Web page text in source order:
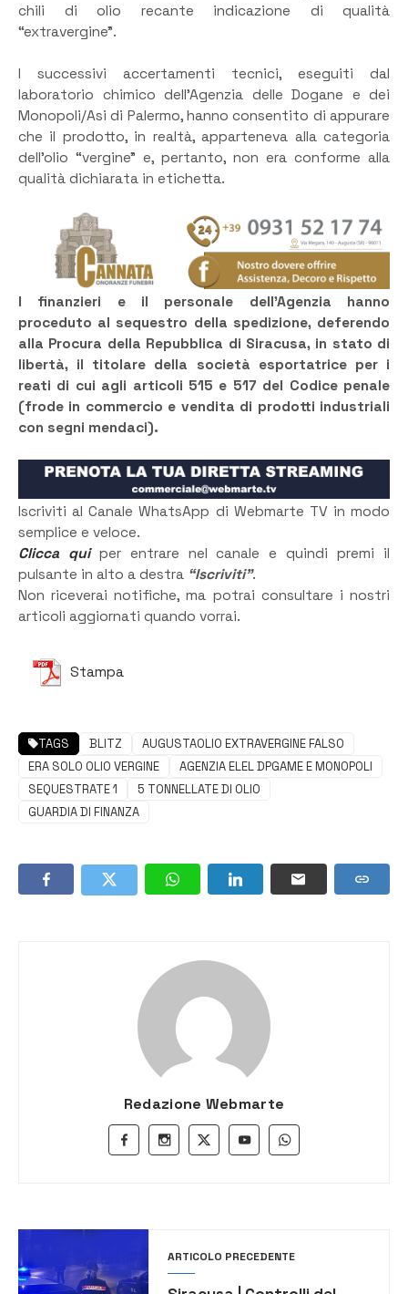
chili di olio recante indicazione di qualità
“extravergine”.
I successivi accertamenti tecnici, eseguiti dal
laboratorio chimico dell’Agenzia delle Dogane e dei
Monopoli/Asi di Palermo, hanno consentito di appurare
che il prodotto, in realtà, apparteneva alla categoria
dell’olio “vergine” e, pertanto, non era conforme alla
qualità dichiarata in etichetta.
I finanzieri e il personale dell’Agenzia hanno
proceduto al sequestro della spedizione, deferendo
alla Procura della Repubblica di Siracusa, in stato di
libertà, il titolare della società esportatrice per i
reati di cui agli articoli 515 e 517 del Codice penale
(frode in commercio e vendita di prodotti industriali
con segni mendaci).
Iscriviti al Canale WhatsApp di Webmarte TV in modo
semplice e veloce.
Clicca quiper entrare nel canale e quindi premi il
pulsante in alto a destra “Iscriviti”.
Non riceverai notifiche, ma potrai consultare i nostri
articoli aggiornati quando vorrai.
Stampa
TAGS BLITZ
AUGUSTAOLIO EXTRAVERGINE FALSO
ERA SOLO OLIO VERGINE
AGENZIA ELEL DPGAME E MONOPOLI
SEQUESTRATE 1
5 TONNELLATE DI OLIO
GUARDIA DI FINANZA
Redazione Webmarte
ARTICOLO PRECEDENTE